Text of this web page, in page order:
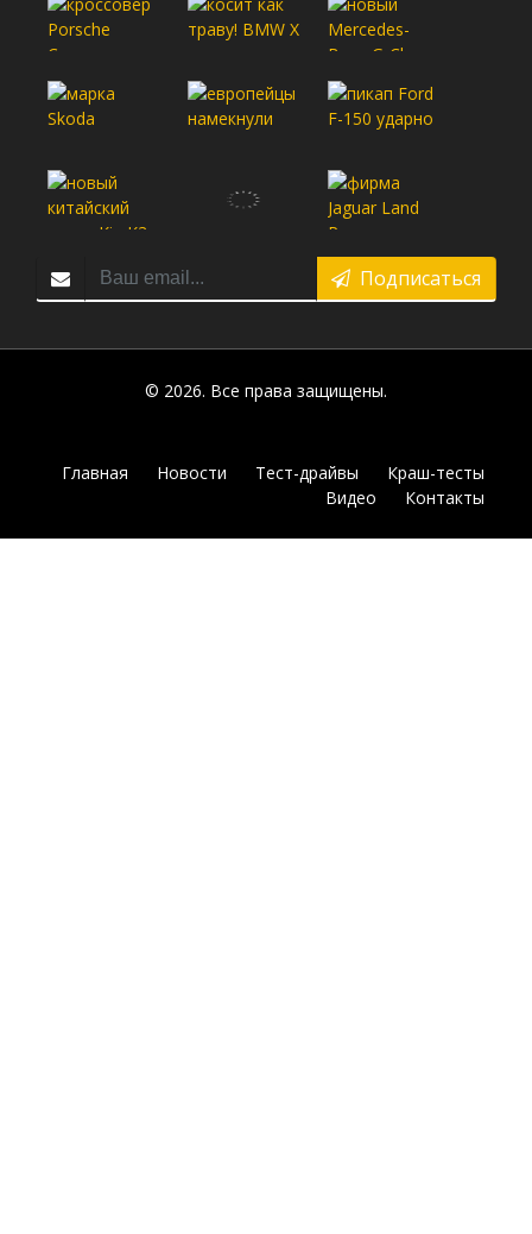
Подписаться
© 2026. Все права защищены.
Главная Новости Тест-драйвы
Краш-тесты
Видео
Контакты